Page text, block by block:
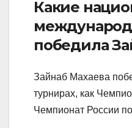
Какие
победила
Зайнаб Махаева
турнирах, как
Чемпионат России